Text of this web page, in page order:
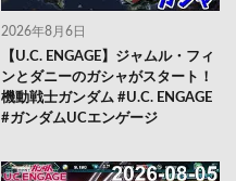
2026年8月6日
【U.C. ENGAGE】ジャムル・フィ
ンとダニーのガシャがスタート！
機動戦士ガンダム #U.C. ENGAGE
#ガンダムUCエンゲージ